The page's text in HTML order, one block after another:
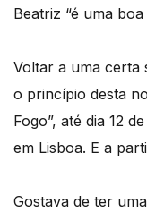
Beatriz “é uma
Voltar a uma certa
o princípio desta
Fogo”, até dia 12
em Lisboa. E a
Gostava de ter